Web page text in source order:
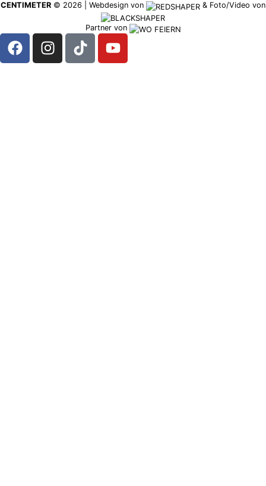
CENTIMETER © 2026 Webdesign von & Foto/Video von
Partner von